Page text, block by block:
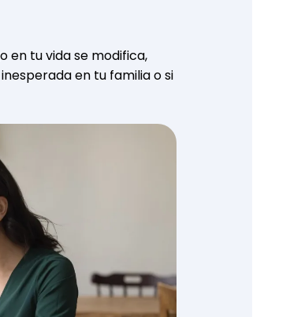
en tu vida se modifica,
en tu familia o si